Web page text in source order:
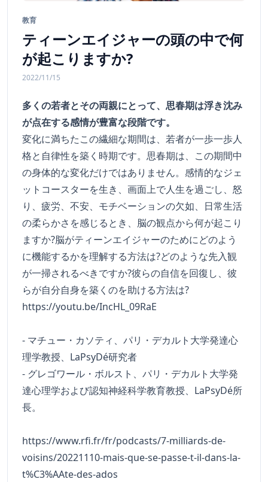
教育
ティーンエイジャーの頭の中で何
が起こりますか?
2022/11/15
多くの若者とその両親にとって、思春期は浮き沈み
が点在する感情が豊富な段階です。
変化に満ちたこの繊細な期間は、若者が一歩一歩人
格と自律性を築く時期です。思春期は、この期間中
の身体的な変化だけではありません。感情的なジェ
ットコースターを生き、画面上で人生を過ごし、怒
り、疲労、不安、モチベーションの欠如、日常生活
の柔らかさを感じるとき、脳の観点から何が起こり
ますか?脳がティーンエイジャーのためにどのよう
に機能するかを理解する方法は?どのような先入観
が一掃されるべきですか?彼らの自信を回復し、彼
らが自分自身を築くのを助ける方法は?
https://youtu.be/IncHL_09RaE
- マチュー・カソティ、パリ・デカルト大学発達心
理学教授、LaPsyDé研究者
- グレゴワール・ボルスト、パリ・デカルト大学発
達心理学および認知神経科学教育教授、LaPsyDé所
長。
https://www.rfi.fr/fr/podcasts/7-milliards-de-
voisins/20221110-mais-que-se-passe-t-il-dans-la-
t%C3%AAte-des-ados